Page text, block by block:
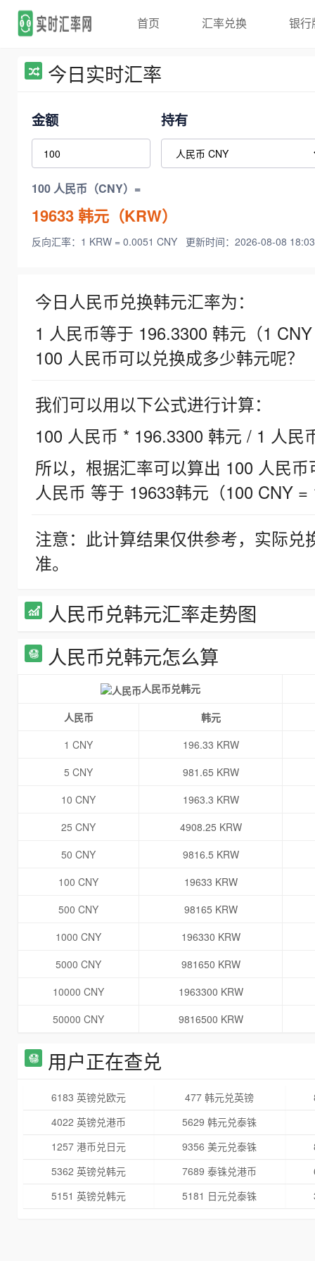
首页 汇率兑换 银行
今日实时汇率
金额 持有
100 人民币（CNY）=
19633韩元（KRW）
反向汇率：1 KRW = 0.0051 CNY 更新时间：2026-08-08
今日人民币兑换韩元汇率为：
1 人民币等于 196.3300 韩元（1
100 人民币可以兑换成多少韩元呢？
我们可以用以下公式进行计算：
100 人民币 * 196.3300 韩元 / 1 人民
所以，根据汇率可以算出 100 人民
人民币 等于 19633韩元（100 CNY =
注意：此计算结果仅供参考，实际
准。
人民币兑韩元汇率走势图
人民币兑韩元怎么算
人民币兑韩元
人民币
韩元
1 CNY
196.33 KRW
5 CNY
981.65 KRW
10 CNY
1963.3 KRW
25 CNY
4908.25 KRW
50 CNY
9816.5 KRW
100 CNY
19633 KRW
500 CNY
98165 KRW
1000 CNY
196330 KRW
5000 CNY
981650 KRW
10000 CNY
1963300 KRW
50000 CNY
9816500 KRW
用户正在查兑
6183 英镑兑欧元 477 韩元兑英镑
4022 英镑兑港币
5629 韩元兑泰铢
1257 港币兑日元
9356 美元兑泰铢
5362 英镑兑韩元
7689 泰铢兑港币
5151 英镑兑韩元
5181 日元兑泰铢